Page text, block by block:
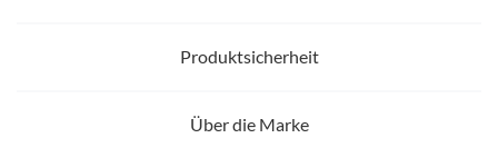
Produktsicherheit
Über die Marke